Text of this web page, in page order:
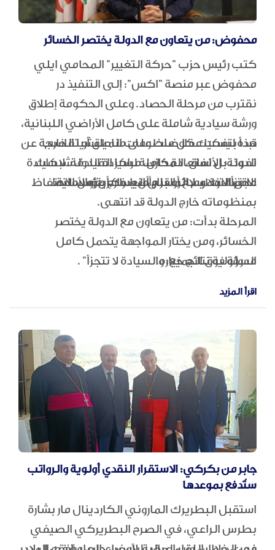
محفوض: من يتعاون مع الدولة يختصر الخسائر
كتب رئيس حزب "حركة التغيير" المحامي ايلي
محفوض عبر منصة "اكس": إلى التنفيذ در
‏نقترب من مرحلة الحصاد. وعلى الحكومة إطلاق
ورشة سيادية شاملة على كامل الأراضي اللبنانية،
تبدأ بتفكيك كل منظومات الميليشيا الخارجة عن
الدولة: الأنفاق، المخازن، مراكز القيادة، شبكات
الاتصالات، وسائر البنى العسكرية والأمنية.
‏هذه ليست مفاوضات على مناطق أو تقاسم
نفوذ، بل استعادة كاملة لسيادة الدولة. لا سيادة
مجتزأة، ولا سلاح أو قرار أمنيا خارج مؤسساتها.
‏على التنظيم المسلح أن يدرك أن زمن الاحتفاظ
بمنظوماته خارج الدولة قد انتهى.
‏المرحلة بدأت: من يتعاون مع الدولة يختصر
الخسائر، ومن يختار المواجهة يتحمل كامل
مسؤولية نتائج خياره.
‏الدولة فوق الجميع، والسيادة لا تتجزأ" .
اقرأ المزيد
جابر من بكركي: الاستقرار النقدي أولوية والرواتب
ستُدفع بموعدها
استقبل البطريرك الماروني الكاردينال مار بشارة
بطرس الراعي، في الصرح البطريركي الصيفي